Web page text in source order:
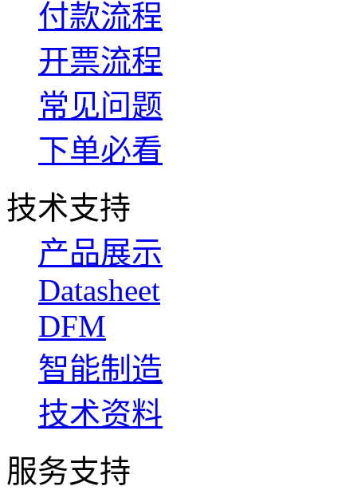
付款流程
开票流程
常见问题
下单必看
技术支持
产品展示
Datasheet
DFM
智能制造
技术资料
服务支持